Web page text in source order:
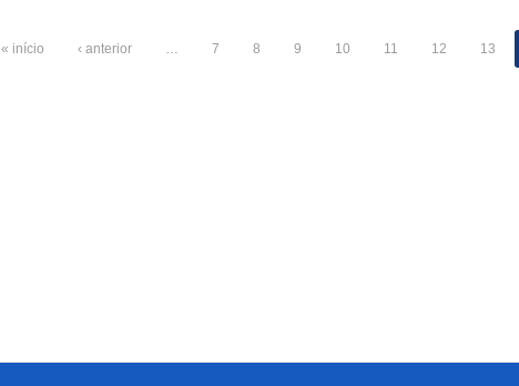
« início ‹ anterior 7 8 9 10 11 12 13